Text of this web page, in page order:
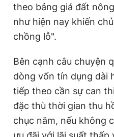
theo bảng giá đất
như hiện nay khiến
chồng lỗ".
Bên cạnh câu chuyện
dòng vốn tín dụng dài
tiếp theo cần sự can
đặc thù thời gian thu
chục năm, nếu không